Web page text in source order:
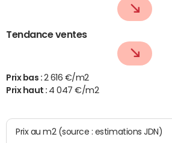
Tendance ventes
Prix bas : 2 616 €/m2
Prix haut : 4 047 €/m2
Prix au m2 (source : estimations JDN)